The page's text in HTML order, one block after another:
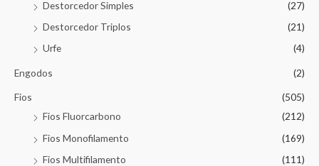
Destorcedor Simples
(27)
Destorcedor Triplos
(21)
Urfe
(4)
Engodos (2)
Fios
(505)
Fios Fluorcarbono
(212)
Fios Monofilamento
(169)
Fios Multifilamento
(111)